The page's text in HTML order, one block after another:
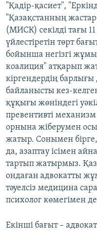
"Қадір-қасиет",
"Қазақстанның
(МИСК) секілді тағы 11
үйлестіретін төрт
бойынша негізгі
коалиция" атқарып
кіргендердің барлығы
байланысты кез-
құқығы жөніндегі
превентивті механизм
орнына жіберумен
жатыр. Сонымен
да, азаптау ісімен
тартып жатырмыз.
ондаған адвокатты
тәуелсіз медицина
психолог көмегімен
Екінші бағыт –